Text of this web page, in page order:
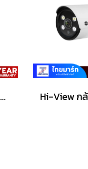
Hi-View กล้องวงจรปิด รุ่น HA-524B20E